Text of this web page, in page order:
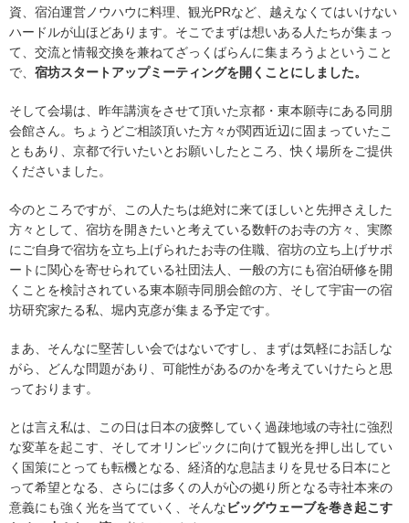
資、宿泊運営ノウハウに料理、観光PRなど、越えなくてはいけない
ハードルが山ほどあります。そこでまずは想いある人たちが集まっ
て、交流と情報交換を兼ねてざっくばらんに集まろうよということ
で、 宿坊スタートアップミーティングを開くことにしました。
そして会場は、昨年講演をさせて頂いた京都・東本願寺にある同朋
会館さん。ちょうどご相談頂いた方々が関西近辺に固まっていたこ
ともあり、京都で行いたいとお願いしたところ、快く場所をご提供
くださいました。
今のところですが、この人たちは絶対に来てほしいと先押さえした
方々として、宿坊を開きたいと考えている数軒のお寺の方々、実際
にご自身で宿坊を立ち上げられたお寺の住職、宿坊の立ち上げサポ
ートに関心を寄せられている社団法人、一般の方にも宿泊研修を開
くことを検討されている東本願寺同朋会館の方、そして宇宙一の宿
坊研究家たる私、堀内克彦が集まる予定です。
まあ、そんなに堅苦しい会ではないですし、まずは気軽にお話しな
がら、どんな問題があり、可能性があるのかを考えていけたらと思
っております。
とは言え私は、この日は日本の疲弊していく過疎地域の寺社に強烈
な変革を起こす、そしてオリンピックに向けて観光を押し出してい
く国策にとっても転機となる、経済的な息詰まりを見せる日本にと
って希望となる、さらには多くの人が心の拠り所となる寺社本来の
意義にも強く光を当てていく、そんなビッグウェーブを巻き起こす